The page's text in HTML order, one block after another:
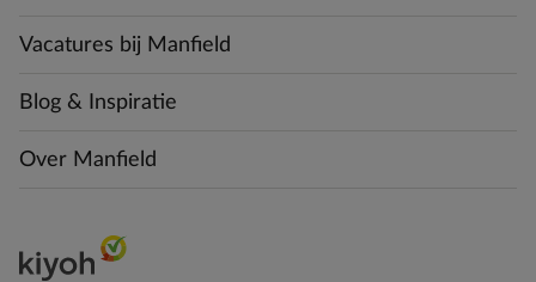
Vacatures bij Manfield
Blog & Inspiratie
Over Manfield